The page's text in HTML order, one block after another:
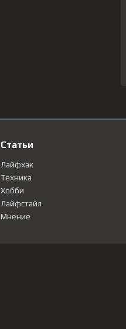
Статьи
Лайфхак
Техника
Хобби
Лайфстайл
Мнение